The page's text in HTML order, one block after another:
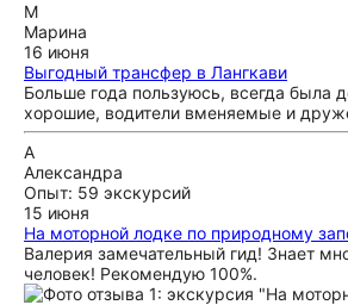
М
Марина
16 июня
Выгодный трансфер в Лангкави
Больше года пользуюсь, всегда была
хорошие, водители вменяемые и
А
Александра
Опыт: 59 экскурсий
15 июня
На моторной лодке по природному
Валерия замечательный гид! Знает
человек! Рекомендую 100%.